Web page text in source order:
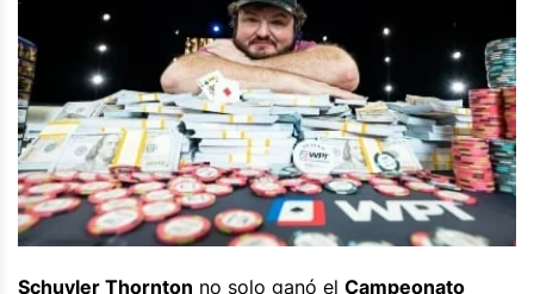
Schuyler Thornton no solo ganó el Campeonato